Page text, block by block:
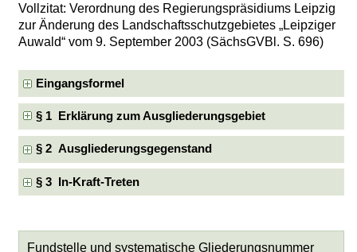
Vollzitat: Verordnung des Regierungspräsidiums Leipzig
zur Änderung des Landschaftsschutzgebietes „Leipziger
Auwald“ vom 9. September 2003 (SächsGVBl. S. 696)
Eingangsformel
§ 1 Erklärung zum Ausgliederungsgebiet
§ 2 Ausgliederungsgegenstand
§ 3 In-Kraft-Treten
Fundstelle und systematische Gliederungsnummer